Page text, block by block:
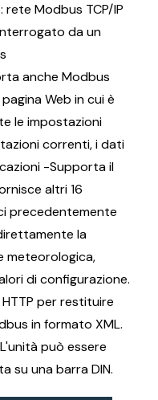
Modbus TCP/IP
da un
anche Modbus
Web in cui è
le impostazioni
correnti, i dati
-Supporta il
altri 16
precedentemente
la
meteorologica,
di configurazione.
per restituire
in formato XML.
può essere
su una barra DIN.